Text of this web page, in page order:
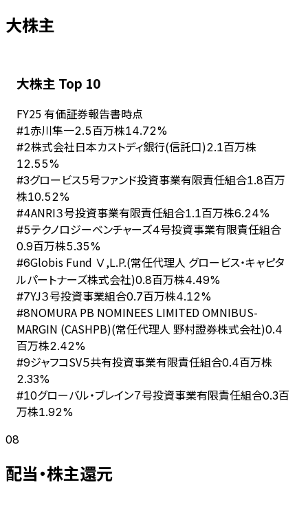
大株主
大株主 Top 10
FY25 有価証券報告書時点
#1赤川隼一2.5百万株14.72%
#2株式会社日本カストディ銀行(信託口)2.1百万株
12.55%
#3グロービス５号ファンド投資事業有限責任組合1.8百万
株10.52%
#4ANRI３号投資事業有限責任組合1.1百万株6.24%
#5テクノロジーベンチャーズ４号投資事業有限責任組合
0.9百万株5.35%
#6Globis Fund Ⅴ,L.P.(常任代理人 グロービス・キャピタ
ルパートナーズ株式会社)0.8百万株4.49%
#7YJ３号投資事業組合0.7百万株4.12%
#8NOMURA PB NOMINEES LIMITED OMNIBUS-
MARGIN (CASHPB)(常任代理人 野村證券株式会社)0.4
百万株2.42%
#9ジャフコSV５共有投資事業有限責任組合0.4百万株
2.33%
#10グローバル・ブレイン７号投資事業有限責任組合0.3百
万株1.92%
08
配当・株主還元